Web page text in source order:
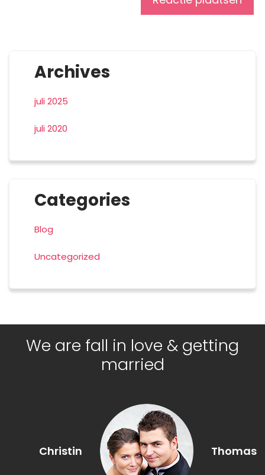
Archives
juli 2025
juli 2020
Categories
Blog
Uncategorized
We are fall in love & getting
married
Christin Thomas